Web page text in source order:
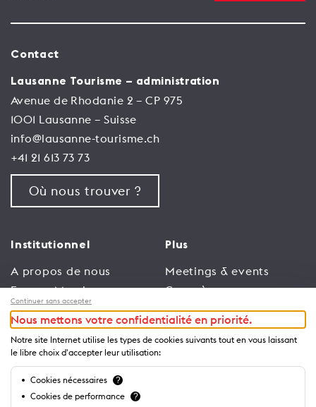
Contact
Lausanne Tourisme – administration
Avenue de Rhodanie 2 – CP 975
1001 Lausanne – Suisse
info@lausanne-tourisme.ch
+41 21 613 73 73
Où nous trouver ?
Institutionnel
A propos de nous
Espace Membres
Emploi
Conditions générales
d’utilisation
Politique de
confidentialité
Plus
Meetings & events
Congrès
Trade
Espace Médias
Annonceurs
Brochures et guides
Continuer sans accepter
Nous mettons votre confidentialité en priorité.
Notre site Internet utilise les types de cookies suivants tout en vous laissant
le libre choix d'accepter leur utilisation:
Cookies nécessaires ?
Cookies de performance ?